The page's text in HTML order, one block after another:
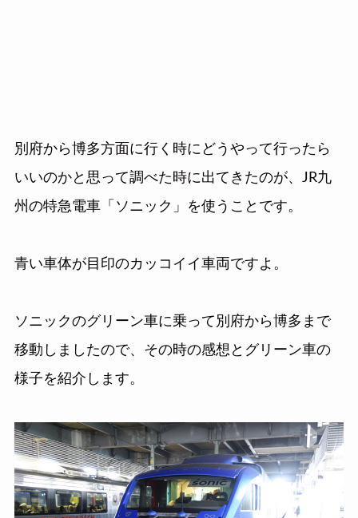
別府から博多方面に行く時にどうやって行ったら
いいのかと思って調べた時に出てきたのが、JR九
州の特急電車「ソニック」を使うことです。
青い車体が目印のカッコイイ車両ですよ。
ソニックのグリーン車に乗って別府から博多まで
移動しましたので、その時の感想とグリーン車の
様子を紹介します。